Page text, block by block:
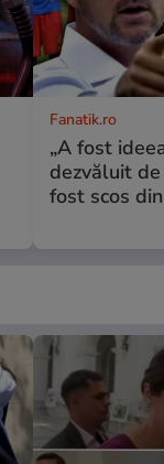
Fanatik.ro
„A fost
dezvăluit
fost scos